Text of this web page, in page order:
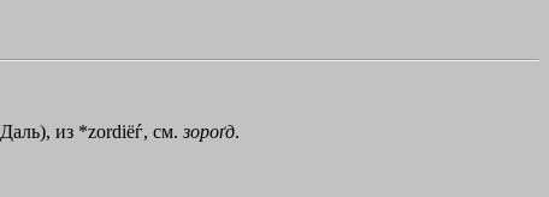
из *zordiёѓ, см. зороґд.